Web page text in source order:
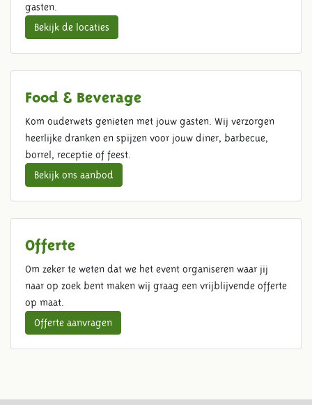
gasten.
Bekijk de locaties
Food & Beverage
Kom ouderwets genieten met jouw gasten. Wij verzorgen
heerlijke dranken en spijzen voor jouw diner, barbecue,
borrel, receptie of feest.
Bekijk ons aanbod
Offerte
Om zeker te weten dat we het event organiseren waar jij
naar op zoek bent maken wij graag een vrijblijvende offerte
op maat.
Offerte aanvragen